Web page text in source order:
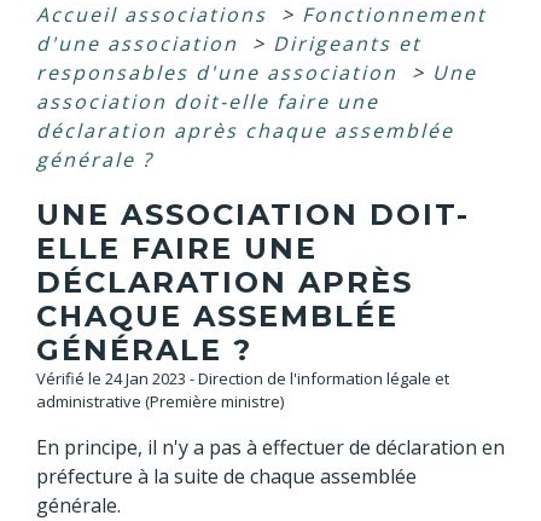
Accueil associations > Fonctionnement
d'une association
> Dirigeants et
responsables d'une association
> Une
association doit-elle faire une
déclaration après chaque assemblée
générale ?
UNE ASSOCIATION DOIT-
ELLE FAIRE UNE
DÉCLARATION APRÈS
CHAQUE ASSEMBLÉE
GÉNÉRALE ?
Vérifié le 24 Jan 2023 - Direction de l'information légale et
administrative (Première ministre)
En principe, il n'y a pas à effectuer de déclaration en
préfecture à la suite de chaque assemblée
générale.